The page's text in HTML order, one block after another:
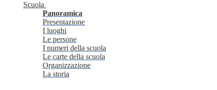
Scuola
Panoramica
Presentazione
I luoghi
Le persone
I numeri della scuola
Le carte della scuola
Organizzazione
La storia